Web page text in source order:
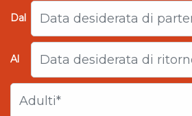
Dal
Al